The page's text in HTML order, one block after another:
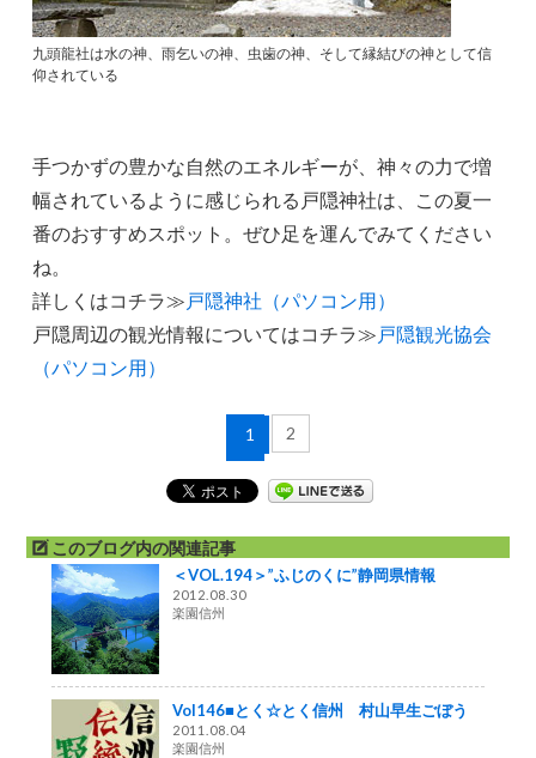
九頭龍社は水の神、雨乞いの神、虫歯の神、そして縁結びの神として信
仰されている
手つかずの豊かな自然のエネルギーが、神々の力で増
幅されているように感じられる戸隠神社は、この夏一
番のおすすめスポット。ぜひ足を運んでみてください
ね。
詳しくはコチラ≫ 戸隠神社（パソコン用）
戸隠周辺の観光情報についてはコチラ≫ 戸隠観光協会
（パソコン用）
1 2
このブログ内の関連記事
＜VOL.194＞”ふじのくに”静岡県情報
2012.08.30
楽園信州
Vol146■とく☆とく信州 村山早生ごぼう
2011.08.04
楽園信州